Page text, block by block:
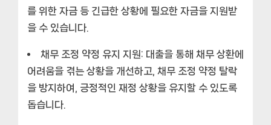
를 위한 자금 등 긴급한 상황에 필요한 자금을 지원받
을 수 있습니다.
채무 조정 약정 유지 지원: 대출을 통해 채무 상환에
어려움을 겪는 상황을 개선하고, 채무 조정 약정 탈락
을 방지하여, 긍정적인 재정 상황을 유지할 수 있도록
돕습니다.